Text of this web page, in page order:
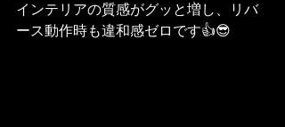
インテリアの質感がグッと増し、リバ
ース動作時も違和感ゼロです👍😎